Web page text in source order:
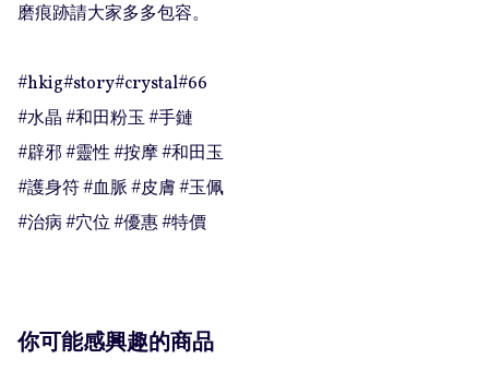
磨痕跡請大家多多包容。
#hkig#story#crystal#66
#水晶 #和田粉玉 #手鏈
#辟邪 #靈性 #按摩 #和田玉
#護身符 #血脈 #皮膚 #玉佩
#治病 #穴位 #優惠 #特價
你可能感興趣的商品